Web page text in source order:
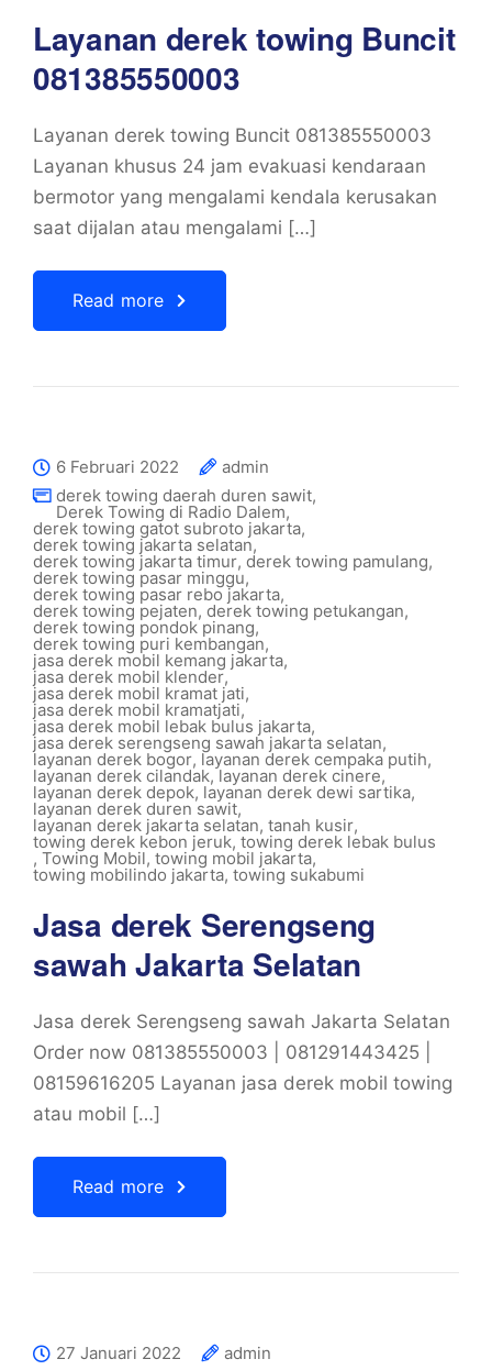
Layanan derek towing Buncit
081385550003
Layanan derek towing Buncit 081385550003
Layanan khusus 24 jam evakuasi kendaraan
bermotor yang mengalami kendala kerusakan
saat dijalan atau mengalami […]
Read more
6 Februari 2022
admin
derek towing daerah duren sawit,
Derek Towing di Radio Dalem,
derek towing gatot subroto jakarta,
derek towing jakarta selatan,
derek towing jakarta timur, derek towing pamulang,
derek towing pasar minggu,
derek towing pasar rebo jakarta,
derek towing pejaten, derek towing petukangan,
derek towing pondok pinang,
derek towing puri kembangan,
jasa derek mobil kemang jakarta,
jasa derek mobil klender,
jasa derek mobil kramat jati,
jasa derek mobil kramatjati,
jasa derek mobil lebak bulus jakarta,
jasa derek serengseng sawah jakarta selatan,
layanan derek bogor, layanan derek cempaka putih,
layanan derek cilandak,layanan derek cinere,
layanan derek depok, layanan derek dewi sartika,
layanan derek duren sawit,
layanan derek jakarta selatan, tanah kusir,
towing derek kebon jeruk, towing derek lebak bulus
, Towing Mobil, towing mobil jakarta,
towing mobilindo jakarta, towing sukabumi
Jasa derek Serengseng
sawah Jakarta Selatan
Jasa derek Serengseng sawah Jakarta Selatan
Order now 081385550003 | 081291443425 |
08159616205 Layanan jasa derek mobil towing
atau mobil […]
Read more
27 Januari 2022
admin